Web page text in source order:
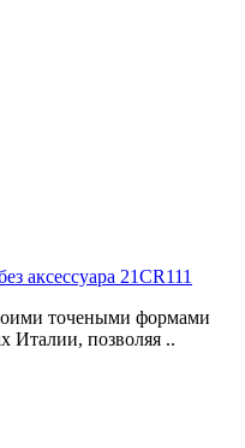
аксессуара 21CR111
точеными формами
Италии, позволяя ..